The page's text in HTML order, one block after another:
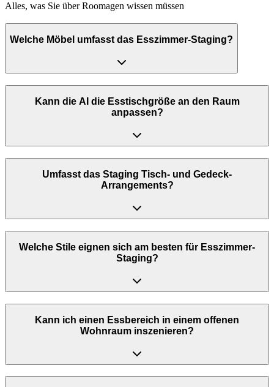
Alles, was Sie über Roomagen wissen müssen
Welche Möbel umfasst das Esszimmer-Staging?
Kann die AI die Esstischgröße an den Raum
anpassen?
Umfasst das Staging Tisch- und Gedeck-
Arrangements?
Welche Stile eignen sich am besten für Esszimmer-
Staging?
Kann ich einen Essbereich in einem offenen
Wohnraum inszenieren?